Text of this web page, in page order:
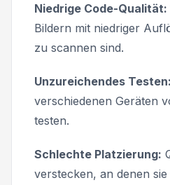
Niedrige Code-Qualität:
Bildern mit niedriger
zu scannen sind.
Unzureichendes Testen:
verschiedenen Geräten
testen.
Schlechte Platzierung:
verstecken, an denen